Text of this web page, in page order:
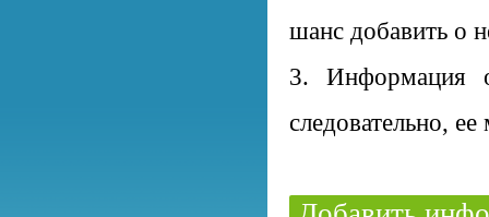
шанс добавить о
3. Информация
следовательно,